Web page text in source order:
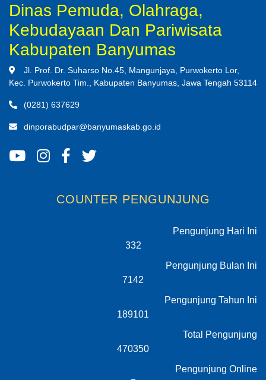
Dinas Pemuda, Olahraga,
Kebudayaan Dan Pariwisata
Kabupaten Banyumas
Jl. Prof. Dr. Suharso No.45, Mangunjaya, Purwokerto Lor,
Kec. Purwokerto Tim., Kabupaten Banyumas, Jawa Tengah 53114
(0281) 637629
dinporabudpar@banyumaskab.go.id
COUNTER PENGUNJUNG
Pengunjung Hari Ini
332
Pengunjung Bulan Ini
7142
Pengunjung Tahun Ini
189101
Total Pengunjung
470350
Pengunjung Online